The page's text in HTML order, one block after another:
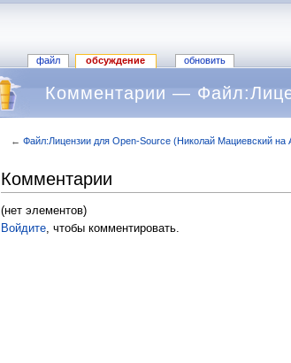
файл обсуждение обновить
Комментарии —
← Файл:Лицензии для Open-Source (Николай Мациевский на
Комментарии
(нет элементов)
Войдите, чтобы комментировать.